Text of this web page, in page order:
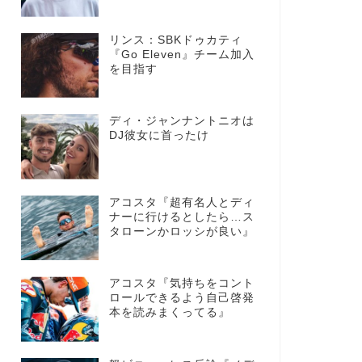
リンス：SBKドゥカティ
『Go Eleven』チーム加入
を目指す
ディ・ジャンナントニオは
DJ彼女に首ったけ
アコスタ『超有名人とディ
ナーに行けるとしたら…ス
タローンかロッシが良い』
アコスタ『気持ちをコント
ロールできるよう自己啓発
本を読みまくってる』